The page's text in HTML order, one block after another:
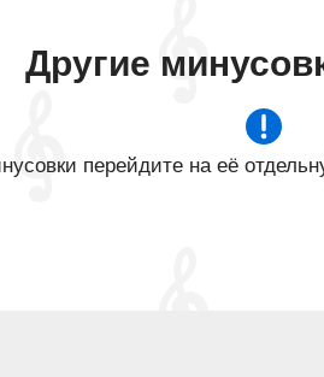
Другие
перейдите на её